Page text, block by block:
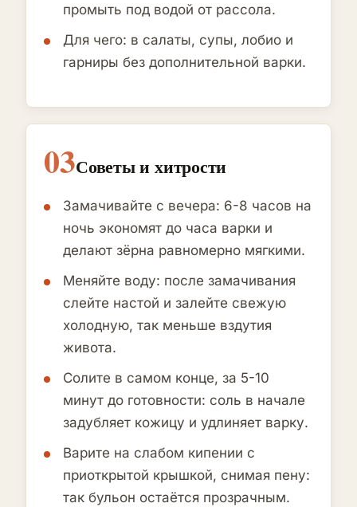
промыть под водой от рассола.
Для чего: в салаты, супы, лобио и
гарниры без дополнительной варки.
03Советы и хитрости
Замачивайте с вечера: 6-8 часов на
ночь экономят до часа варки и
делают зёрна равномерно мягкими.
Меняйте воду: после замачивания
слейте настой и залейте свежую
холодную, так меньше вздутия
живота.
Солите в самом конце, за 5-10
минут до готовности: соль в начале
задубляет кожицу и удлиняет варку.
Варите на слабом кипении с
приоткрытой крышкой, снимая пену:
так бульон остаётся прозрачным.